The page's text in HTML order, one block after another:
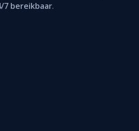
7 bereikbaar.